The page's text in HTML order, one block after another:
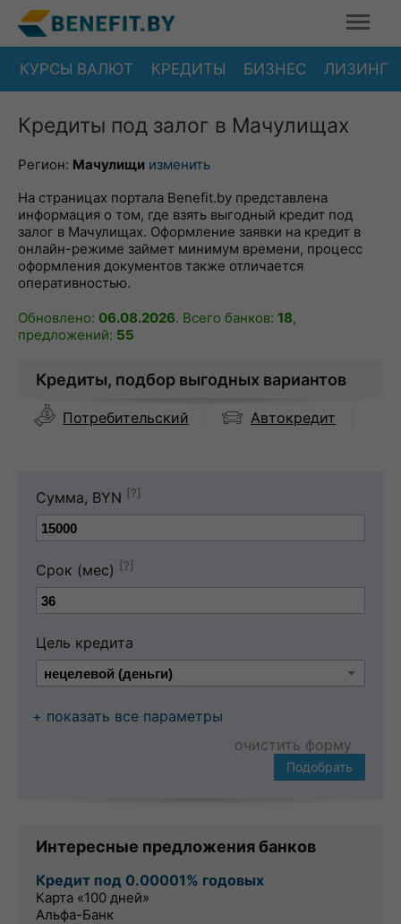
КУРСЫ ВАЛЮТ КРЕДИТЫ БИЗНЕС ЛИЗИНГ
Кредиты под залог в Мачулищах
Регион: Мачулищи изменить
На страницах портала Benefit.by представлена
информация о том, где взять выгодный кредит под
залог в Мачулищах. Оформление заявки на кредит в
онлайн-режиме займет минимум времени, процесс
оформления документов также отличается
оперативностью.
Обновлено: 06.08.2026. Всего банков: 18,
предложений: 55
Кредиты, подбор выгодных вариантов
Потребительский Автокредит
Сумма, BYN [?]
Срок (мес) [?]
Цель кредита
+ показать все параметры
очистить форму
Подобрать
Интересные предложения банков
Кредит под 0.00001% годовых
Карта «100 дней»
Альфа-Банк